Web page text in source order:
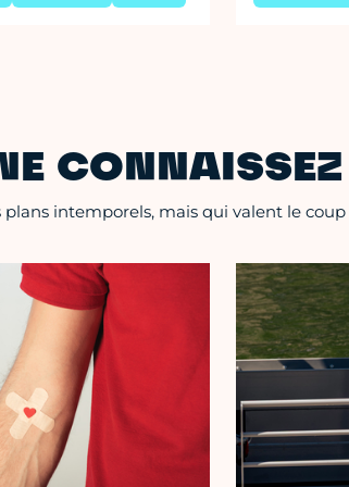
plans intemporels, mais qui valent le